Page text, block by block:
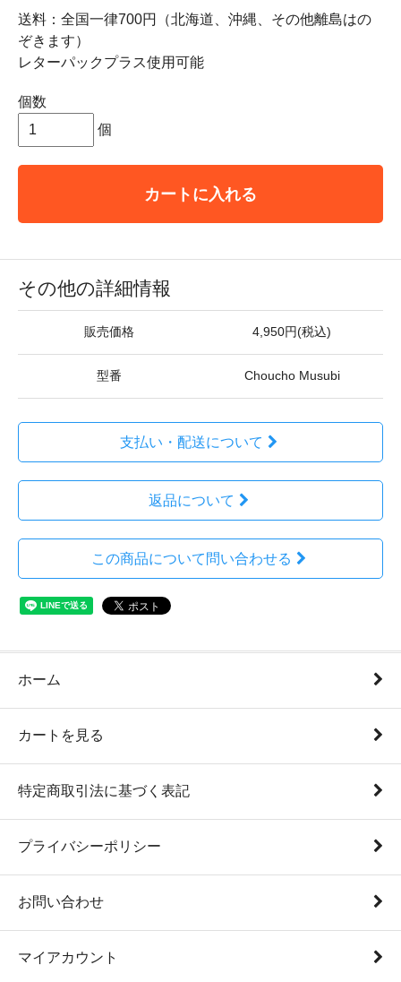
送料：全国一律700円（北海道、沖縄、その他離島はの
ぞきます）
レターパックプラス使用可能
個数
個
カートに入れる
その他の詳細情報
販売価格 4,950円(税込)
型番 Choucho Musubi
支払い・配送について
返品について
この商品について問い合わせる
ホーム
カートを見る
特定商取引法に基づく表記
プライバシーポリシー
お問い合わせ
マイアカウント